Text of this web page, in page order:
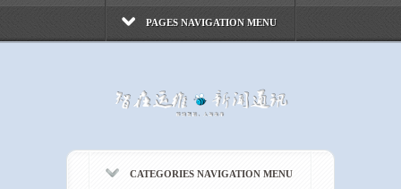
PAGES NAVIGATION MENU
CATEGORIES NAVIGATION MENU